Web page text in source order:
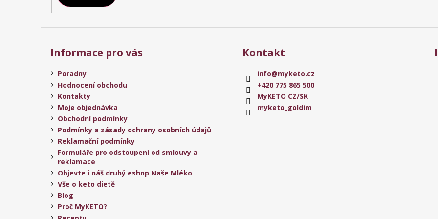
Informace pro vás
Poradny
Hodnocení obchodu
Kontakty
Moje objednávka
Obchodní podmínky
Podmínky a zásady ochrany osobních údajů
Reklamační podmínky
Formuláře pro odstoupení od smlouvy a
reklamace
Objevte i náš druhý eshop Naše Mléko
Vše o keto dietě
Blog
Proč MyKETO?
Kontakt
info@myketo.cz
+420 775 865 500
MyKETO CZ/SK
myketo_goldim